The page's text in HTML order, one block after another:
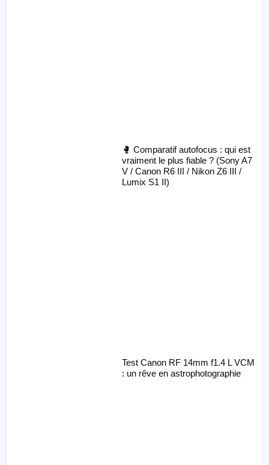
🥊 Comparatif autofocus : qui est
vraiment le plus fiable ? (Sony A7
V / Canon R6 III / Nikon Z6 III /
Lumix S1 II)
Test Canon RF 14mm f1.4 L VCM
: un rêve en astrophotographie